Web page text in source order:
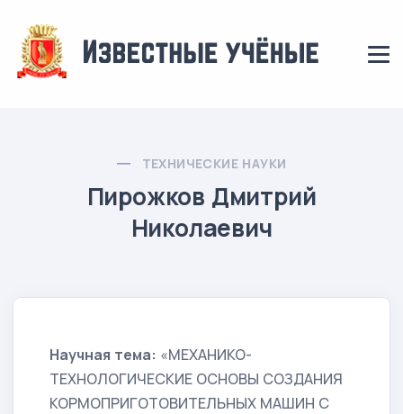
ТЕХНИЧЕСКИЕ НАУКИ
Пирожков Дмитрий
Николаевич
Научная тема: «МЕХАНИКО-
ТЕХНОЛОГИЧЕСКИЕ ОСНОВЫ СОЗДАНИЯ
КОРМОПРИГОТОВИТЕЛЬНЫХ МАШИН С